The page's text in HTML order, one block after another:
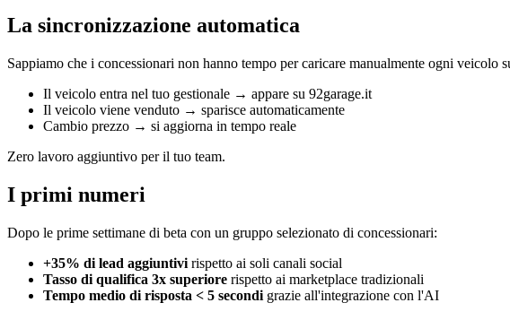
La sincronizzazione automatica
Sappiamo che i concessionari non hanno tempo per caricare manualmente ogni
Il veicolo entra nel tuo gestionale → appare su 92garage.it
Il veicolo viene venduto → sparisce automaticamente
Cambio prezzo → si aggiorna in tempo reale
Zero lavoro aggiuntivo per il tuo team.
I primi numeri
Dopo le prime settimane di beta con un gruppo selezionato di concessionari:
+35% di lead aggiuntivi rispetto ai soli canali social
Tasso di qualifica 3x superiore rispetto ai marketplace tradizionali
Tempo medio di risposta < 5 secondi grazie all'integrazione con l'AI